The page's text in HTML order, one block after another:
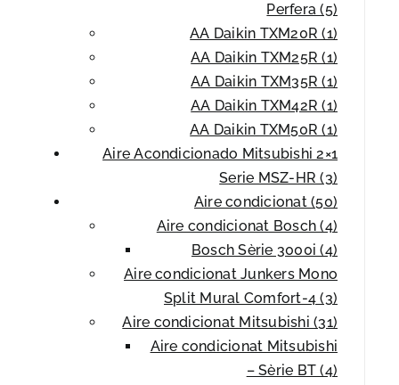
Perfera (5)
AA Daikin TXM20R (1)
AA Daikin TXM25R (1)
AA Daikin TXM35R (1)
AA Daikin TXM42R (1)
AA Daikin TXM50R (1)
Aire Acondicionado Mitsubishi 2×1
Serie MSZ-HR (3)
Aire condicionat (50)
Aire condicionat Bosch (4)
Bosch Sèrie 3000i (4)
Aire condicionat Junkers Mono
Split Mural Comfort-4 (3)
Aire condicionat Mitsubishi (31)
Aire condicionat Mitsubishi
– Sèrie BT (4)